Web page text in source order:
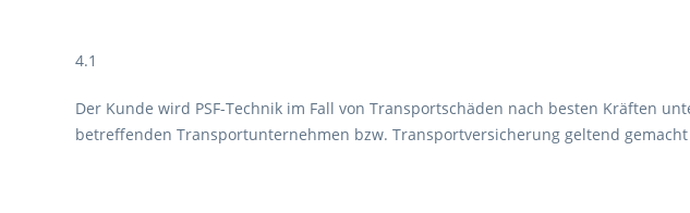
4.1
Der Kunde wird PSF-Technik im Fall von Transportschäden nach besten Kräften
betreffenden Transportunternehmen bzw. Transportversicherung geltend